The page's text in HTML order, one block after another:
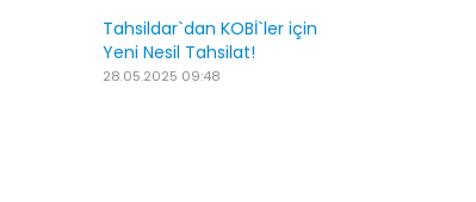
Tahsildar`dan KOBİ`ler için
Yeni Nesil Tahsilat!
28.05.2025 09:48